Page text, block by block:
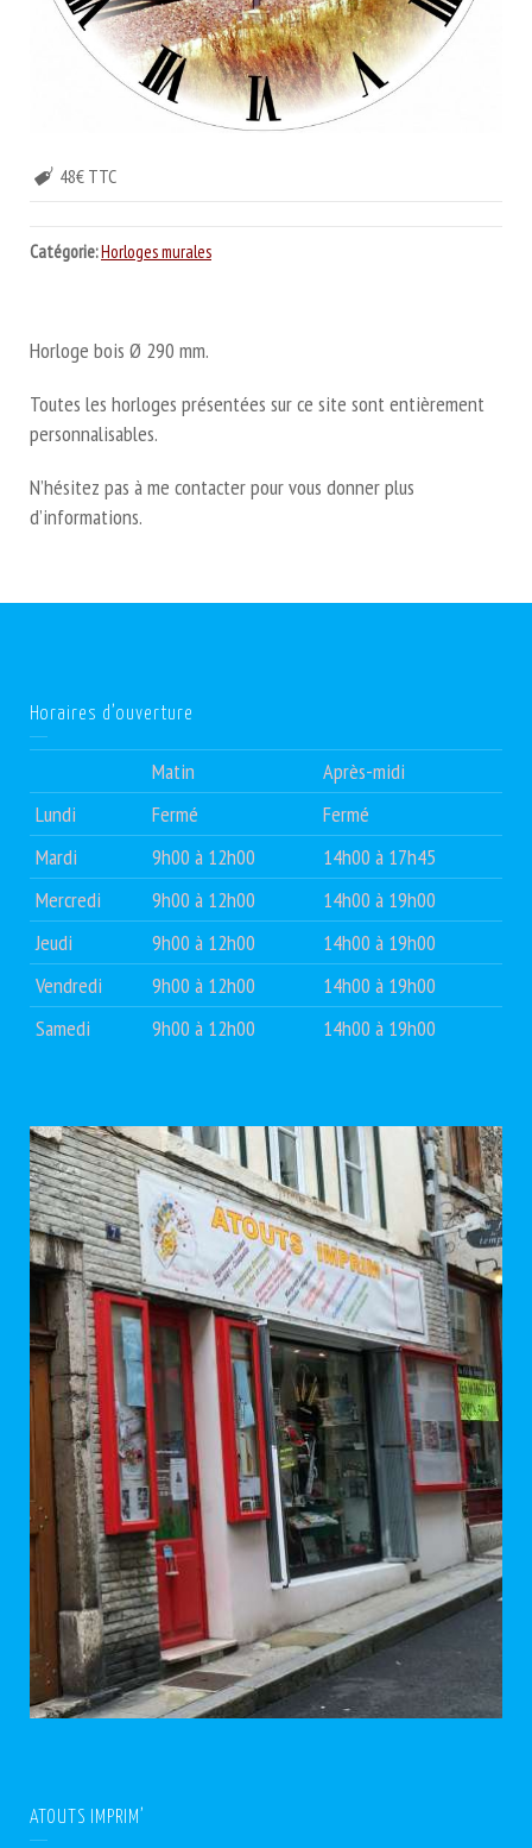
48€ TTC
Catégorie:Horloges murales
Horloge bois Ø 290 mm.
Toutes les horloges présentées sur ce site sont entièrement
personnalisables.
N’hésitez pas à me contacter pour vous donner plus
d’informations.
Horaires d’ouverture
Matin
Après-midi
Lundi
Fermé
Fermé
Mardi
9h00 à 12h00
14h00 à 17h45
Mercredi
9h00 à 12h00
14h00 à 19h00
Jeudi
9h00 à 12h00
14h00 à 19h00
Vendredi
9h00 à 12h00
14h00 à 19h00
Samedi
9h00 à 12h00 14h00 à 19h00
ATOUTS IMPRIM’